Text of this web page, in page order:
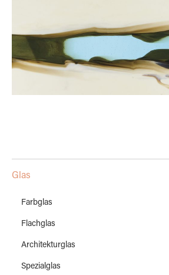
Glas
Farbglas
Flachglas
Architekturglas
Spezialglas